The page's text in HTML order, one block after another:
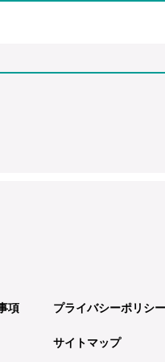
項 プライバシーポリシー
サイトマップ